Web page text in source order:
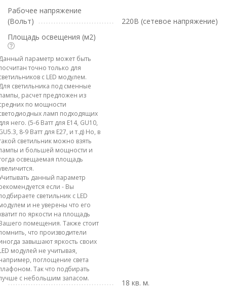
Рабочее напряжение
(Вольт)
220В (сетевое напряжение)
Площадь освещения (м2)
параметр может быть
точно только для
с LED модулем.
светильника под сменные
расчет предложен из
по мощности
ламп подходящих
него. (5-6 Ватт для E14, GU10,
8-9 Ватт для E27, и т.д) Но, в
светильник можно взять
и большей мощности и
освещаемая площадь
данный параметр
если - Вы
светильник с LED
и не уверены что его
по яркости на площадь
помещения. Также стоит
что производители
завышают яркость своих
модулей не учитывая,
поглощение света
Так что подбирать
с небольшим запасом.
18 кв. м.